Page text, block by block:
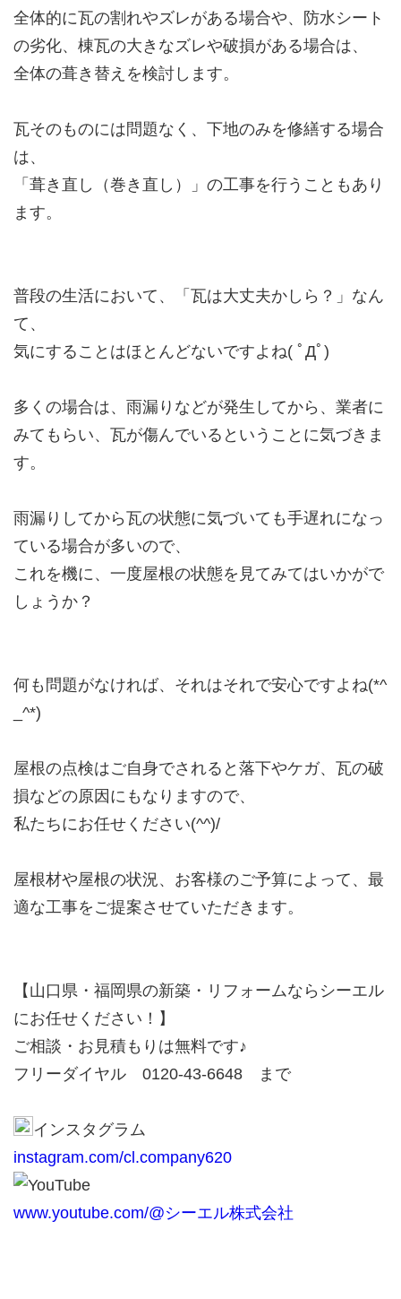
全体的に瓦の割れやズレがある場合や、防水シート
の劣化、棟瓦の大きなズレや破損がある場合は、
全体の葺き替えを検討します。
瓦そのものには問題なく、下地のみを修繕する場合
は、
「葺き直し（巻き直し）」の工事を行うこともあり
ます。
普段の生活において、「瓦は大丈夫かしら？」なん
て、
気にすることはほとんどないですよね( ﾟДﾟ)
多くの場合は、雨漏りなどが発生してから、業者に
みてもらい、瓦が傷んでいるということに気づきま
す。
雨漏りしてから瓦の状態に気づいても手遅れになっ
ている場合が多いので、
これを機に、一度屋根の状態を見てみてはいかがで
しょうか？
何も問題がなければ、それはそれで安心ですよね(*^
_^*)
屋根の点検はご自身でされると落下やケガ、瓦の破
損などの原因にもなりますので、
私たちにお任せください(^^)/
屋根材や屋根の状況、お客様のご予算によって、最
適な工事をご提案させていただきます。
【山口県・福岡県の新築・リフォームならシーエル
にお任せください！】
ご相談・お見積もりは無料です♪
フリーダイヤル 0120-43-6648 まで
インスタグラム
instagram.com/cl.company620
YouTube
www.youtube.com/@シーエル株式会社